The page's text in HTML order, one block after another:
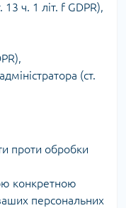
ч. 1 літ. f GDPR),
(ст.
проти обробки
конкретною
персональних